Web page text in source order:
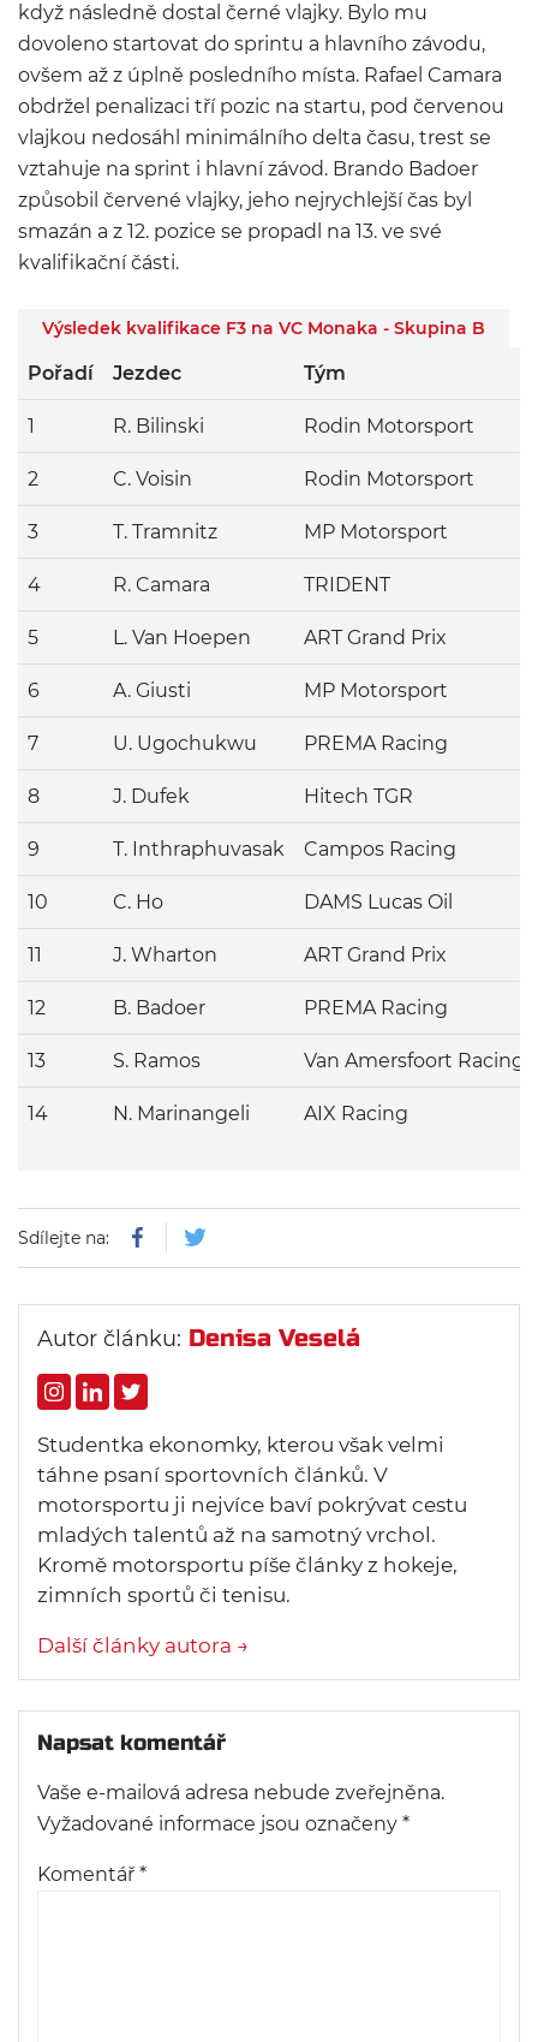
když následně dostal černé vlajky. Bylo mu
dovoleno startovat do sprintu a hlavního závodu,
ovšem až z úplně posledního místa. Rafael Camara
obdržel penalizaci tří pozic na startu, pod červenou
vlajkou nedosáhl minimálního delta času, trest se
vztahuje na sprint i hlavní závod. Brando Badoer
způsobil červené vlajky, jeho nejrychlejší čas byl
smazán a z 12. pozice se propadl na 13. ve své
kvalifikační části.
Výsledek kvalifikace F3 na VC Monaka - Skupina B
Pořadí Jezdec Tým
1 R. Bilinski Rodin Motorsport
2 C. Voisin Rodin Motorsport
3 T. Tramnitz MP Motorsport
4 R. Camara TRIDENT
5 L. Van Hoepen ART Grand Prix
6 A. Giusti MP Motorsport
7 U. Ugochukwu PREMA Racing
8 J. Dufek Hitech TGR
9 T. Inthraphuvasak Campos Racing
10 C. Ho DAMS Lucas Oil
11 J. Wharton ART Grand Prix
12 B. Badoer PREMA Racing
13 S. Ramos Van Amersfoort Racing
14 N. Marinangeli AIX Racing
Sdílejte na:
Autor článku: Denisa Veselá
Studentka ekonomky, kterou však velmi
táhne psaní sportovních článků. V
motorsportu ji nejvíce baví pokrývat cestu
mladých talentů až na samotný vrchol.
Kromě motorsportu píše články z hokeje,
zimních sportů či tenisu.
Další články autora →
Napsat komentář
Vaše e-mailová adresa nebude zveřejněna.
Vyžadované informace jsou označeny *
Komentář *